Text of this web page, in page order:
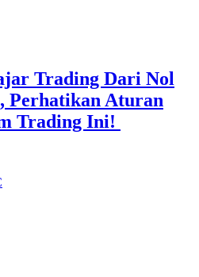
Trading Dari Nol
Perhatikan Aturan
Trading Ini!